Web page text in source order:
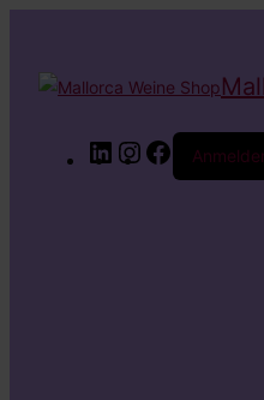
LinkedInInstagram
Facebook